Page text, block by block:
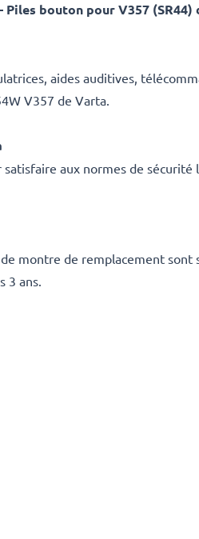
bouton pour V357 (SR44)
aides auditives,
V357 de Varta.
aux normes de
montre de remplacement
3 ans.